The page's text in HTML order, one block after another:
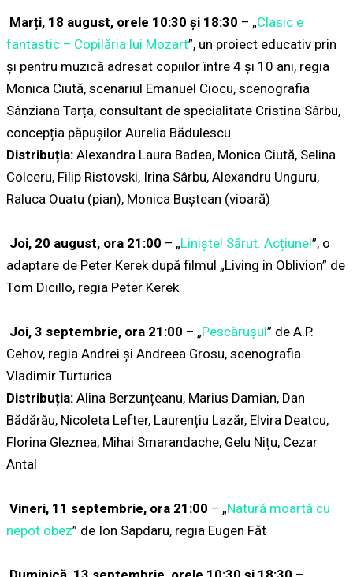
Marți, 18 august, orele 10:30 și 18:30 – „Clasic e
fantastic – Copilăria lui Mozart”, un proiect educativ prin
şi pentru muzică adresat copiilor între 4 și 10 ani, regia
Monica Ciută, scenariul Emanuel Ciocu, scenografia
Sânziana Tarța, consultant de specialitate Cristina Sârbu,
concepția păpușilor Aurelia Bădulescu
Distribuția: Alexandra Laura Badea, Monica Ciută, Selina
Colceru, Filip Ristovski, Irina Sârbu, Alexandru Unguru,
Raluca Ouatu (pian), Monica Buștean (vioară)
Joi, 20 august, ora 21:00 – „Liniște! Sărut. Acțiune!”, o
adaptare de Peter Kerek după filmul „Living in Oblivion” de
Tom Dicillo, regia Peter Kerek
Joi, 3 septembrie, ora 21:00 – „Pescărușul” de A.P.
Cehov, regia Andrei și Andreea Grosu, scenografia
Vladimir Turturica
Distribuția: Alina Berzunțeanu, Marius Damian, Dan
Bădărău, Nicoleta Lefter, Laurențiu Lazăr, Elvira Deatcu,
Florina Gleznea, Mihai Smarandache, Gelu Nițu, Cezar
Antal
Vineri, 11 septembrie, ora 21:00 – „Natură moartă cu
nepot obez” de Ion Sapdaru, regia Eugen Făt